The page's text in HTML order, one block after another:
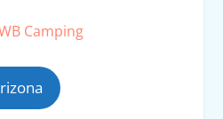
Camping